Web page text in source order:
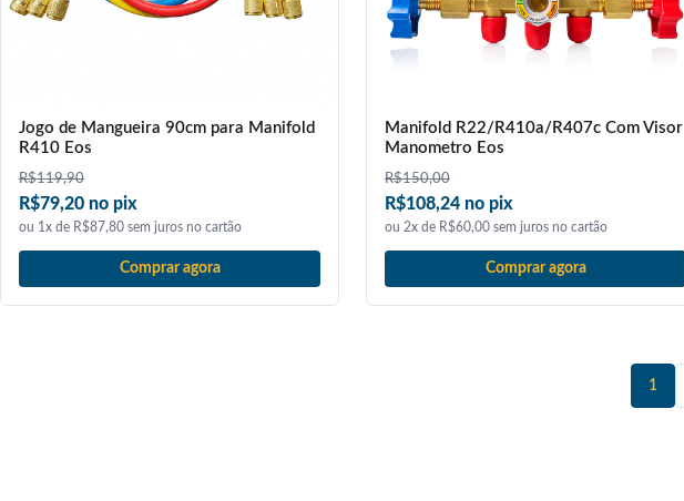
Jogo de Mangueira 90cm para Manifold
R410 Eos
R$119,90
R$79,20 no pix
ou 1x de R$87,80 sem juros no cartão
Comprar agora
Manifold R22/R410a/R407c Com Visor
Manometro Eos
R$150,00
R$108,24 no pix
ou 2x de R$60,00 sem juros no cartão
Comprar agora
1